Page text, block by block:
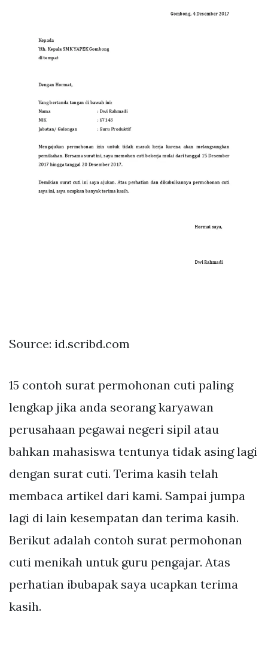
Source: id.scribd.com
15 contoh surat permohonan cuti paling
lengkap jika anda seorang karyawan
perusahaan pegawai negeri sipil atau
bahkan mahasiswa tentunya tidak asing lagi
dengan surat cuti. Terima kasih telah
membaca artikel dari kami. Sampai jumpa
lagi di lain kesempatan dan terima kasih.
Berikut adalah contoh surat permohonan
cuti menikah untuk guru pengajar. Atas
perhatian ibubapak saya ucapkan terima
kasih.